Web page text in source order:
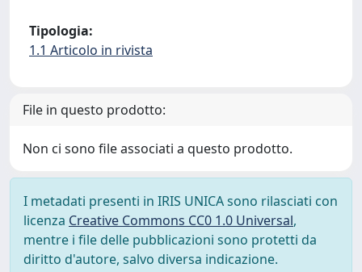
Tipologia:
1.1 Articolo in rivista
File in questo prodotto:
Non ci sono file associati a questo prodotto.
I metadati presenti in IRIS UNICA sono rilasciati con
licenza Creative Commons CC0 1.0 Universal,
mentre i file delle pubblicazioni sono protetti da
diritto d'autore, salvo diversa indicazione.